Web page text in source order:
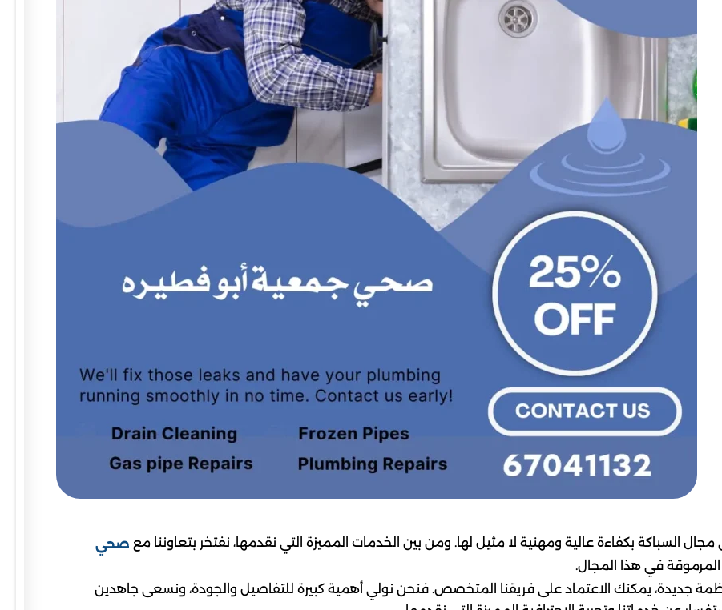
السباكة بكفاءة عالية ومهنية لا مثيل لها. ومن بين الخدمات المميزة التي نقدمها، نفتخر بتعاوننا مع صحي
في هذا المجال.
جديدة، يمكنك الاعتماد على فريقنا المتخصص. فنحن نولي أهمية كبيرة للتفاصيل والجودة، ونسعى جاهدين